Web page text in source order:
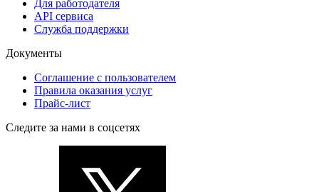
Для работодателя
API сервиса
Служба поддержки
Документы
Соглашение с пользователем
Правила оказания услуг
Прайс-лист
Следите за нами в соцсетях